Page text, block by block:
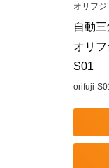
オリフジ
自動
オリ
S01
orifuji-